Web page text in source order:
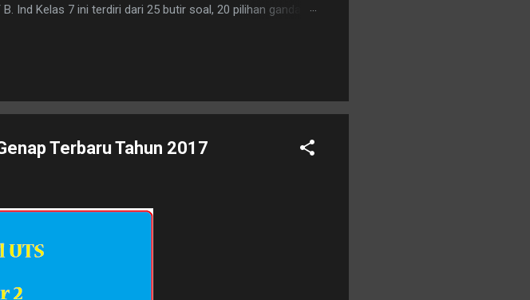
Ind Kelas 7 ini terdiri dari 25 butir soal, 20 pilihan ganda
9. D 10. C 11. B 12. D 13. A 14. C 15. A 16. C 17. B 18. B 19.
buku, nama pembuat buku dan logo penerbit 3. a.
Terbaru Tahun 2017